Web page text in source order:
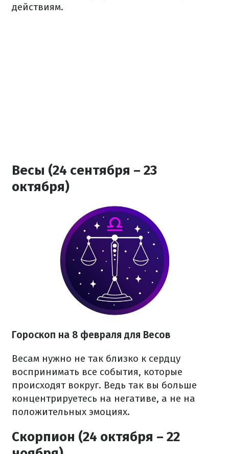
действиям.
Весы (24 сентября – 23
октября)
Гороскоп на 8 февраля для Весов
Весам нужно не так близко к сердцу
воспринимать все события, которые
происходят вокруг. Ведь так вы больше
концентрируетесь на негативе, а не на
положительных эмоциях.
Скорпион (24 октября – 22